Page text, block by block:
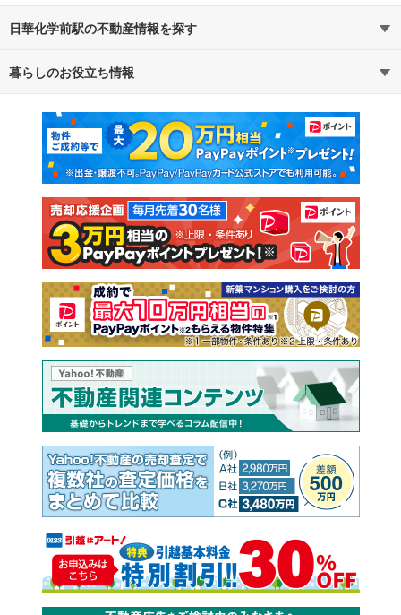
日華化学前駅の不動産情報を探す
不動産・住宅
新築マンション 中古マンション
新築一戸建て 中古一戸建て
注文住宅 土地
売却査定
暮らしのお役立ち情報
マンションカタログ 教えて！住まいの先生